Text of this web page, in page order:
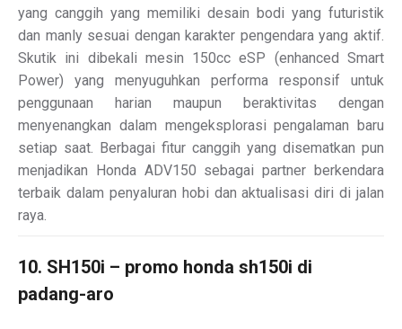
yang canggih yang memiliki desain bodi yang futuristik
dan manly sesuai dengan karakter pengendara yang aktif.
Skutik ini dibekali mesin 150cc eSP (enhanced Smart
Power) yang menyuguhkan performa responsif untuk
penggunaan harian maupun beraktivitas dengan
menyenangkan dalam mengeksplorasi pengalaman baru
setiap saat. Berbagai fitur canggih yang disematkan pun
menjadikan Honda ADV150 sebagai partner berkendara
terbaik dalam penyaluran hobi dan aktualisasi diri di jalan
raya.
10. SH150i – promo honda sh150i di
padang-aro